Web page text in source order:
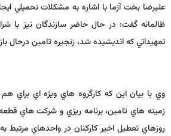
عليرضا بخت آزما با اشاره به مشكلات تحميلي
ظالمانه گفت: در حال حاضر سازندگان نيز با
تمهيداتي كه انديشيده شد، زنجيره تامين درحال
وي با بيان اين كه كارگروه هاي ويژه اي براي
زمينه هاي تامين، برنامه ريزي و شركت هاي
روزهاي تعطيل اخير كاركنان در واحدهاي